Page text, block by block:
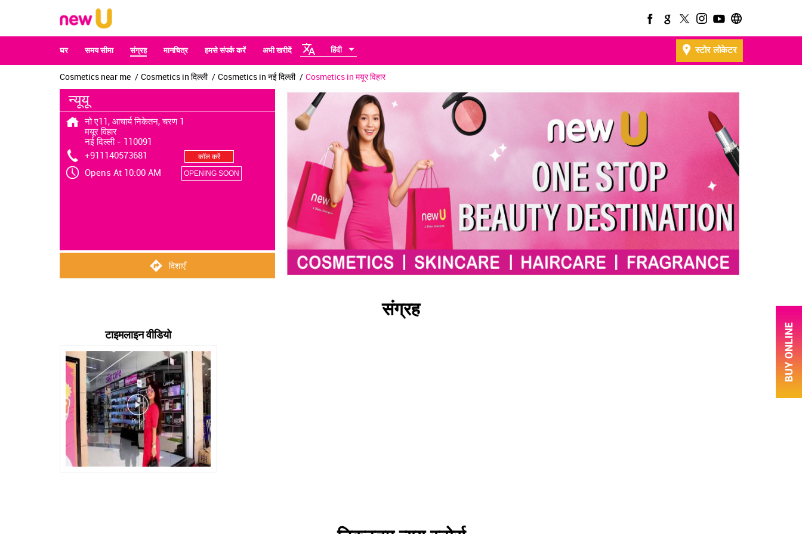
घर समय सीमा संग्रह मानचित्र हमसे संपर्क करें अभी खरीदें हिंदी स्टोर लोकेटर
Cosmetics near me Cosmetics in दिल्ली Cosmetics in नई दिल्ली Cosmetics in मयूर विहार
न्यूयू
नो ए11, आचार्य निकेतन, चरण 1
मयूर विहार
नई दिल्ली- 110091
+911140573681
कॉल करें
Opens At 10:00 AM OPENING SOON
दिशाएँ
संग्रह
टाइमलाइन वीडियो